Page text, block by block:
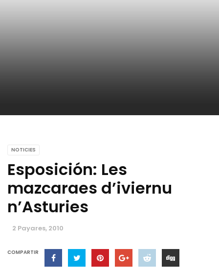
NOTICIES
Esposición: Les
mazcaraes d’iviernu
n’Asturies
2 Payares, 2010
COMPARTIR